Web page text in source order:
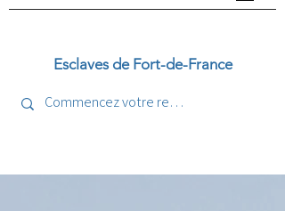
Esclaves de Fort-de-France